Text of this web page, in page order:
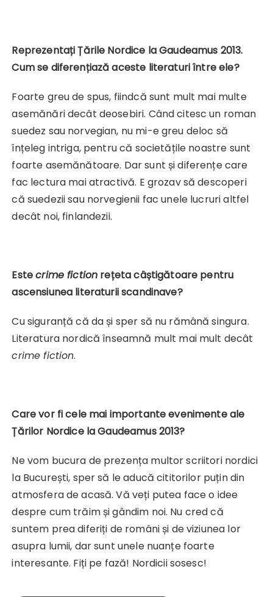
Reprezentați Țările Nordice la Gaudeamus 2013.
Cum se diferențiază aceste literaturi între ele?
Foarte greu de spus, fiindcă sunt mult mai multe
asemănări decât deosebiri. Când citesc un roman
suedez sau norvegian, nu mi-e greu deloc să
înțeleg intriga, pentru că societățile noastre sunt
foarte asemănătoare. Dar sunt și diferențe care
fac lectura mai atractivă. E grozav să descoperi
că suedezii sau norvegienii fac unele lucruri altfel
decât noi, finlandezii.
Estecrime fiction rețeta câștigătoare pentru
ascensiunea literaturii scandinave?
Cu siguranță că da și sper să nu rămână singura.
Literatura nordică înseamnă mult mai mult decât
crime fiction.
Care vor fi cele mai importante evenimente ale
Țărilor Nordice la Gaudeamus 2013?
Ne vom bucura de prezența multor scriitori nordici
la București, sper să le aducă cititorilor puțin din
atmosfera de acasă. Vă veți putea face o idee
despre cum trăim și gândim noi. Nu cred că
suntem prea diferiți de români și de viziunea lor
asupra lumii, dar sunt unele nuanțe foarte
interesante. Fiți pe fază! Nordicii sosesc!